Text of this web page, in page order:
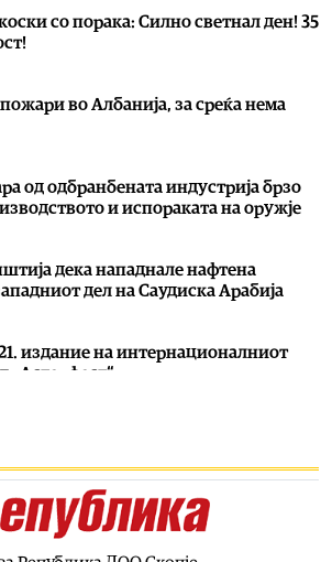
со порака: Силно светнал ден! 35
во Албанија, за среќа нема
од одбранбената индустрија брзо
и испораката на оружје
дека нападнале нафтена
дел на Саудиска Арабија
издание на интернационалниот
„Астерфест“
веќе немa да се прима кеш во
општина Кавадарци